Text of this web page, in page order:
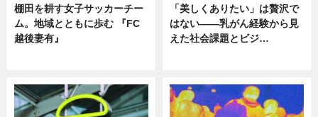
棚田を耕す女子サッカーチー
ム。地域とともに歩む 『FC
越後妻有』
「美しくありたい」は贅沢で
はない――乳がん経験から見
えた社会課題とビジ…